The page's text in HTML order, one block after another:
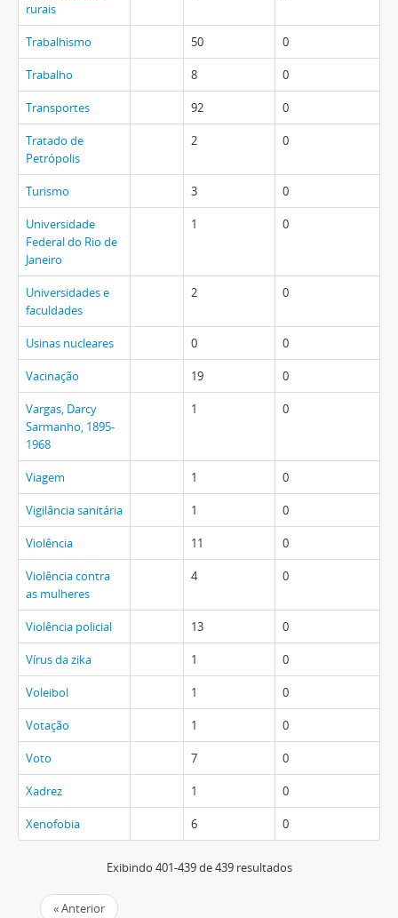
rurais
Trabalhismo 50 0
Trabalho 8 0
Transportes 92 0
Tratado de
Petrópolis
2 0
Turismo 3 0
Universidade
Federal do Rio de
Janeiro
1 0
Universidades e
faculdades
2 0
Usinas nucleares 0 0
Vacinação 19 0
Vargas, Darcy
Sarmanho, 1895-
1968
1 0
Viagem 1 0
Vigilância sanitária 1 0
Violência 11 0
Violência contra
as mulheres
4 0
Violência policial 13 0
Vírus da zika 1 0
Voleibol 1 0
Votação 1 0
Voto 7 0
Xadrez 1 0
Xenofobia 6 0
Exibindo 401-439 de 439 resultados
« Anterior